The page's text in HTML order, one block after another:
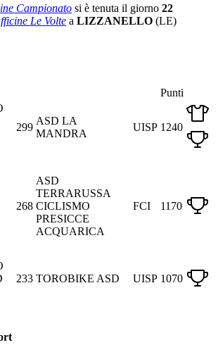
Campionato si è tenuta il giorno 22
Le Volte a LIZZANELLO (LE)
Punti
299
ASD LA
MANDRA
UISP 1240
268
ASD
TERRARUSSA
CICLISMO
PRESICCE
ACQUARICA
FCI 1170
233 TOROBIKE ASD UISP 1070